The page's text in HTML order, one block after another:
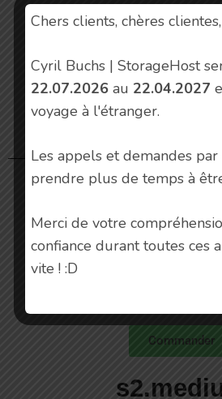
4 vCPU, 8 Go RAM, 75
10.50 CHF/
Commander
4 vCPU, 16 Go RAM,
Commander
Chers clients, chères clientes,
Cyril Buchs | StorageHost
22.07.2026 au 22.04.2027
voyage à l'étranger.
Les appels et demandes
prendre plus de temps à
Merci de votre
confiance durant toutes ces
vite ! :D